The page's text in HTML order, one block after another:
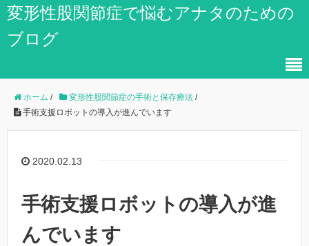
変形性股関節症で悩むアナタのための
ブログ
ホーム / 変形性股関節症の手術と保存療法 /
手術支援ロボットの導入が進んでいます
2020.02.13
手術支援ロボットの導入が進
んでいます